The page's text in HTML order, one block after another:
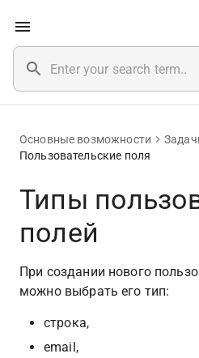
Основные возможности
Пользовательские поля
Типы
полей
При создании нового
можно выбрать его тип:
строка,
email,